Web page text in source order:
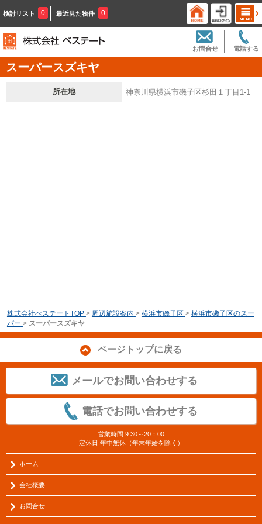
検討リスト 0 最近見た物件 0
電話する
お問合せ
スーパースズキヤ
所在地 神奈川県横浜市磯子区杉田１丁目1-1
株式会社べステートTOP > 周辺施設案内 > 横浜市磯子区 > 横浜市磯子区のスー
パー > スーパースズキヤ
ページトップに戻る
メールでお問い合わせする
電話でお問い合わせする
営業時間:9:30～20：00
定休日:年中無休（年末年始を除く）
ホーム
会社概要
お問合せ